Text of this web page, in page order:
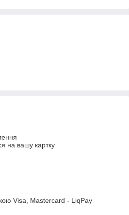
на вашу картку
Visa, Mastercard - LiqPay